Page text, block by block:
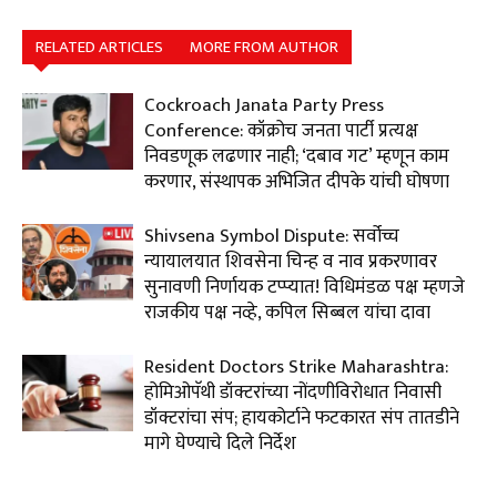
RELATED ARTICLES MORE FROM AUTHOR
Cockroach Janata Party Press
Conference: कॉक्रोच जनता पार्टी प्रत्यक्ष
निवडणूक लढणार नाही; ‘दबाव गट’ म्हणून काम
करणार, संस्थापक अभिजित दीपके यांची घोषणा
Shivsena Symbol Dispute: सर्वोच्च
न्यायालयात शिवसेना चिन्ह व नाव प्रकरणावर
सुनावणी निर्णायक टप्प्यात! विधिमंडळ पक्ष म्हणजे
राजकीय पक्ष नव्हे, कपिल सिब्बल यांचा दावा
Resident Doctors Strike Maharashtra:
होमिओपॅथी डॉक्टरांच्या नोंदणीविरोधात निवासी
डॉक्टरांचा संप; हायकोर्टाने फटकारत संप तातडीने
मागे घेण्याचे दिले निर्देश